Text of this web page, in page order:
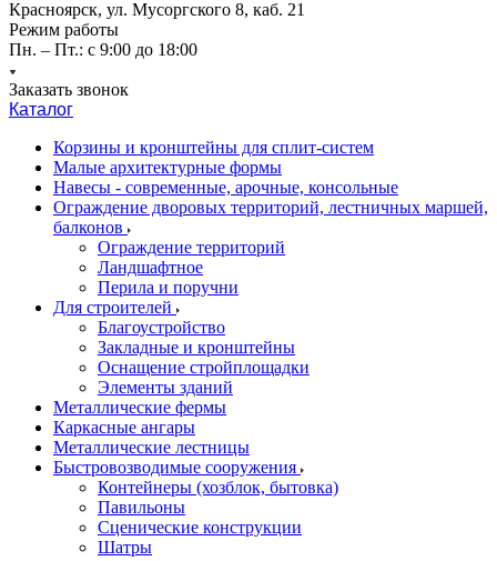
Красноярск, ул. Мусоргского 8, каб. 21
Режим работы
Пн. – Пт.: с 9:00 до 18:00
Заказать звонок
Каталог
Корзины и кронштейны для сплит-систем
Малые архитектурные формы
Навесы - современные, арочные, консольные
Ограждение дворовых территорий, лестничных маршей,
балконов
Ограждение территорий
Ландшафтное
Перила и поручни
Для строителей
Благоустройство
Закладные и кронштейны
Оснащение стройплощадки
Элементы зданий
Металлические фермы
Каркасные ангары
Металлические лестницы
Быстровозводимые сооружения
Контейнеры (хозблок, бытовка)
Павильоны
Сценические конструкции
Шатры